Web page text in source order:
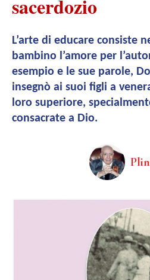
sacerdozio
L’arte di educare consiste
bambino l’amore per
esempio e le sue parole,
insegnò ai suoi figli a
loro superiore,
consacrate a Dio.